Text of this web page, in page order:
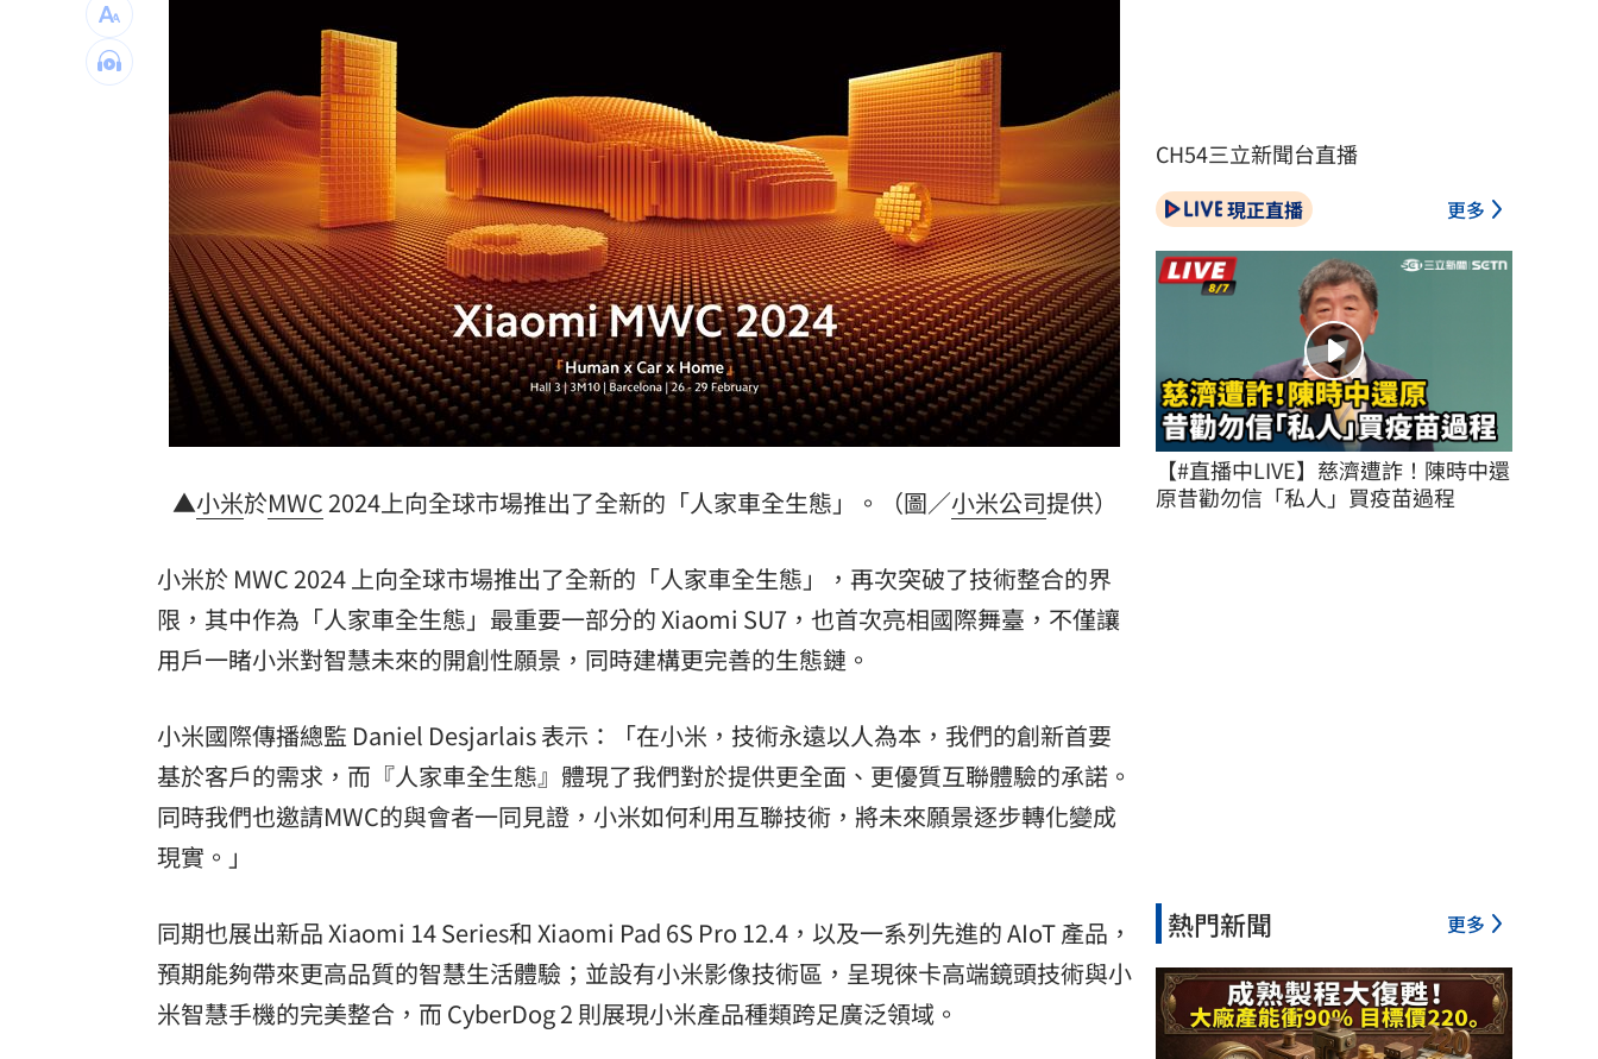
這檔萬金股半年賺11個股本 直衝亮燈漲停
台灣彩券開獎直播中 20:31
LIVE三立+24小時直播 15:27
三立iNEWS新聞台線上直播 18:00
8國球員齊聚高雄 Formosa 7s掀足球熱潮 10:00
理想混蛋號召粉絲跨海追星吃美食！ 18:15
▲小米於MWC 2024上向全球市場推出了全新的「人家車全生態」。（圖／小米公司提供）
小米於 MWC 2024 上向全球市場推出了全新的「人家車全生態」，再次突破了技術整合的界
限，其中作為「人家車全生態」最重要一部分的 Xiaomi SU7，也首次亮相國際舞臺，不僅讓
用戶一睹小米對智慧未來的開創性願景，同時建構更完善的生態鏈。
小米國際傳播總監 Daniel Desjarlais 表示：「在小米，技術永遠以人為本，我們的創新首要
基於客戶的需求，而『人家車全生態』體現了我們對於提供更全面、更優質互聯體驗的承諾。
同時我們也邀請MWC的與會者一同見證，小米如何利用互聯技術，將未來願景逐步轉化變成
現實。」
同期也展出新品 Xiaomi 14 Series和 Xiaomi Pad 6S Pro 12.4，以及一系列先進的 AIoT 產品，
預期能夠帶來更高品質的智慧生活體驗；並設有小米影像技術區，呈現徠卡高端鏡頭技術與小
米智慧手機的完美整合，而 CyberDog 2 則展現小米產品種類跨足廣泛領域。
CH54三立新聞台直播
現正直播 更多
【#直播中LIVE】慈濟遭詐！陳時中還
原昔勸勿信「私人」買疫苗過程
熱門新聞 更多